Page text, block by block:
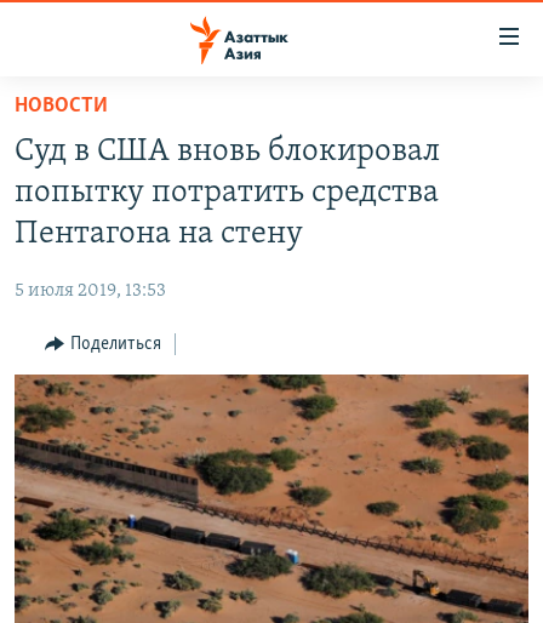
Вернуться
основному
содержанию
Вернутся
главной
Вернутся
поиску
ТАДЖИКИСТАН
НОВОСТИ
ВОЙНА В УКРАИНЕ
КЫРГЫЗЧА
ЎЗБЕКЧА
ТОҶИКӢ
TÜRKMENÇE
Все сайты РСЕ/РС
НОВОСТИ
Суд в США вновь блокировал
попытку потратить средства
Пентагона на стену
5 июля 2019, 13:53
Поделиться